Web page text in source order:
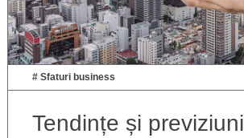
# Sfaturi business
Tendințe și previziuni